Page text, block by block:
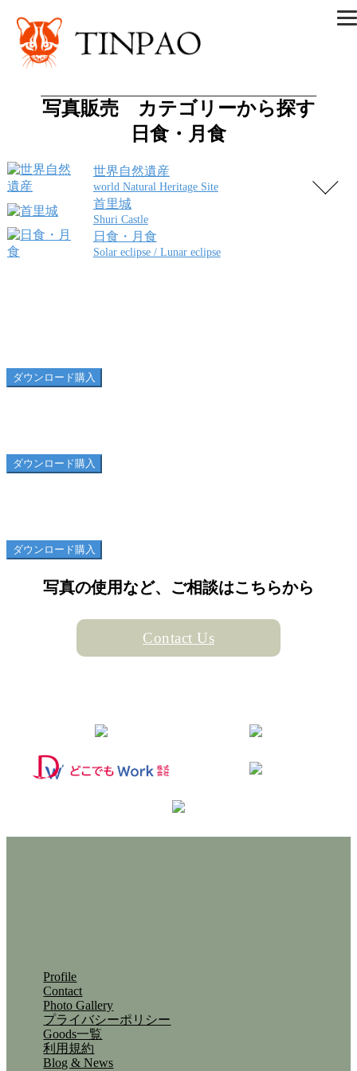
写真販売 カテゴリーから探す
日食・月食
世界自然遺産
world Natural Heritage Site
首里城
Shuri Castle
日食・月食
Solar eclipse / Lunar eclipse
ダウンロード購入
ダウンロード購入
ダウンロード購入
写真の使用など、ご相談はこちらから
Contact Us
Profile
Contact
Photo Gallery
プライバシーポリシー
Goods一覧
利用規約
Blog & News